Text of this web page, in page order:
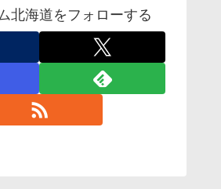
北海道をフォローする